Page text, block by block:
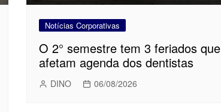
Notícias Corporativas
O 2° semestre tem 3 feriados que
afetam agenda dos dentistas
DINO 06/08/2026